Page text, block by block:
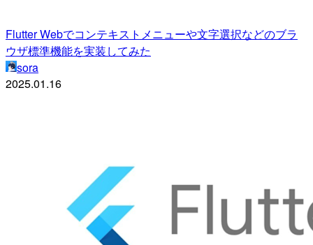
Flutter Webでコンテキストメニューや文字選択などのブラ
ウザ標準機能を実装してみた
sora
2025.01.16